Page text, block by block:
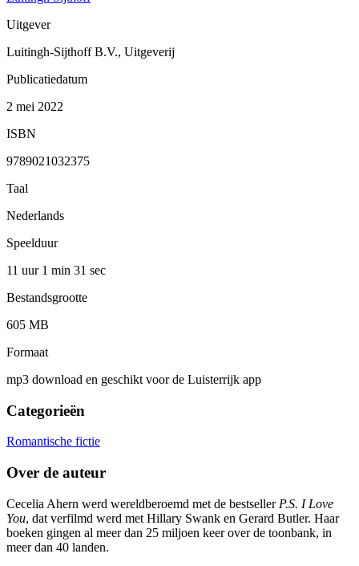
Uitgever
Luitingh-Sijthoff B.V., Uitgeverij
Publicatiedatum
2 mei 2022
ISBN
9789021032375
Taal
Nederlands
Speelduur
11 uur 1 min 31 sec
Bestandsgrootte
605 MB
Formaat
mp3 download en geschikt voor de Luisterrijk app
Categorieën
Romantische fictie
Over de auteur
Cecelia Ahern werd wereldberoemd met de bestseller P.S. I Love
You, dat verfilmd werd met Hillary Swank en Gerard Butler. Haar
boeken gingen al meer dan 25 miljoen keer over de toonbank, in
meer dan 40 landen.